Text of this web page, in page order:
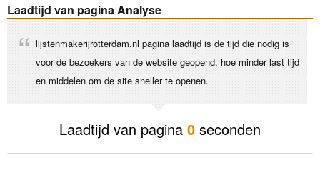
Laadtijd van pagina Analyse
lijstenmakerijrotterdam.nl pagina laadtijd is de tijd die nodig is
voor de bezoekers van de website geopend, hoe minder last tijd
en middelen om de site sneller te openen.
Laadtijd van pagina 0 seconden